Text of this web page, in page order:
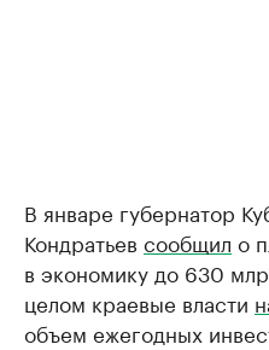
В январе губернатор
Кондратьев сообщил о
в экономику до 630
целом краевые власти
объем ежегодных